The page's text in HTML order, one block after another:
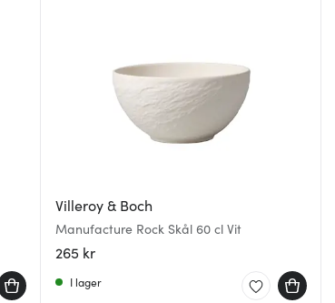
Villeroy & Boch
Manufacture Rock Skål 60 cl Vit
265 kr
I lager